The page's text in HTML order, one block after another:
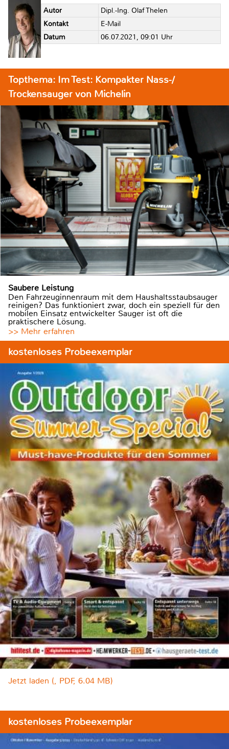
Autor
Dipl.-Ing. Olaf Thelen
Kontakt
E-Mail
Datum
06.07.2021, 09:01 Uhr
Topthema: Im Test: Kompakter Nass-/
Trockensauger von Michelin
Saubere Leistung
Den Fahrzeuginnenraum mit dem Haushaltsstaubsauger
reinigen? Das funktioniert zwar, doch ein speziell für den
mobilen Einsatz entwickelter Sauger ist oft die
praktischere Lösung.
>> Mehr erfahren
kostenloses Probeexemplar
Jetzt laden (, PDF, 6.04 MB)
kostenloses Probeexemplar